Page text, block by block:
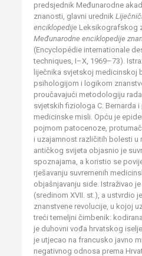
predsjednik Međunarodne
znanosti, glavni urednik
enciklopedije Leksikografskog
Međunarodne enciklopedije
(Encyclopédie internationale
techniques, I–X, 1969–73).
liječnika svjetskoj medicinskoj
psihologijom i logikom
proučavajući metodologiju
svjetskih fiziologa C. Bernarda
medicinske misli. Opću je
pojmom patocenoze,
i uzajamnost različitih bolesti
antičkog svijeta objasnio je
spoznajama, a koristio se
rješavanju suvremenih
objašnjavanju side. Istraživao
(sredinom XVII. st.), a ustvrdio
znanstvene revolucije, u kojoj
treći temeljni čimbenik:
je duhovni vođa hrvatskog
je utjecao na francusko javno
negativnog odnosa prema